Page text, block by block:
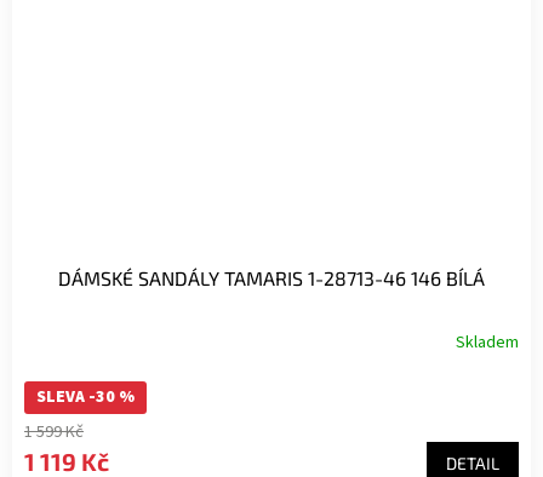
DÁMSKÉ SANDÁLY TAMARIS 1-28713-46 146 BÍLÁ
Skladem
SLEVA -30 %
1 599 Kč
1 119 Kč DETAIL